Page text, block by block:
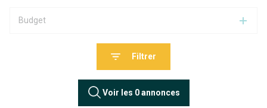
Budget
Filtrer
Voir les 0annonces